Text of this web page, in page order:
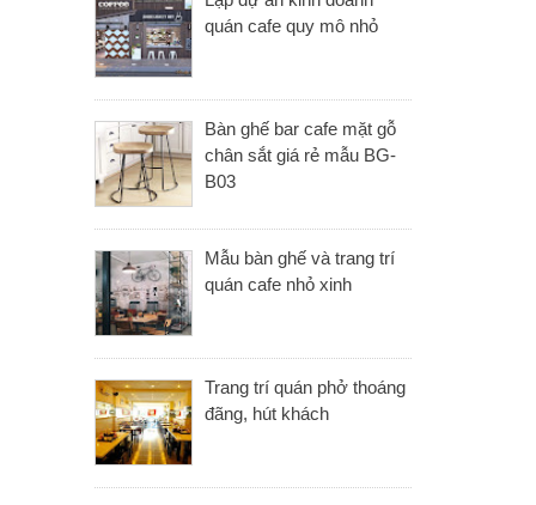
quán cafe quy mô nhỏ
Bàn ghế bar cafe mặt gỗ
chân sắt giá rẻ mẫu BG-
B03
Mẫu bàn ghế và trang trí
quán cafe nhỏ xinh
Trang trí quán phở thoáng
đãng, hút khách